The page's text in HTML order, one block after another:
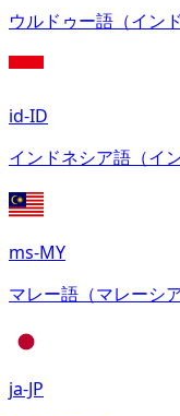
ウルドゥー語（インド
id-ID
インドネシア語（イ
ms-MY
マレー語（マレーシア
ja-JP